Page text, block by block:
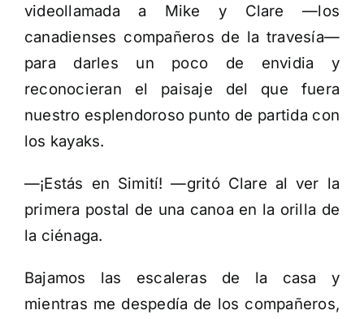
videollamada a Mike y Clare —los
canadienses compañeros de la travesía—
para darles un poco de envidia y
reconocieran el paisaje del que fuera
nuestro esplendoroso punto de partida con
los kayaks.
—¡Estás en Simití! —gritó Clare al ver la
primera postal de una canoa en la orilla de
la ciénaga.
Bajamos las escaleras de la casa y
mientras me despedía de los compañeros,